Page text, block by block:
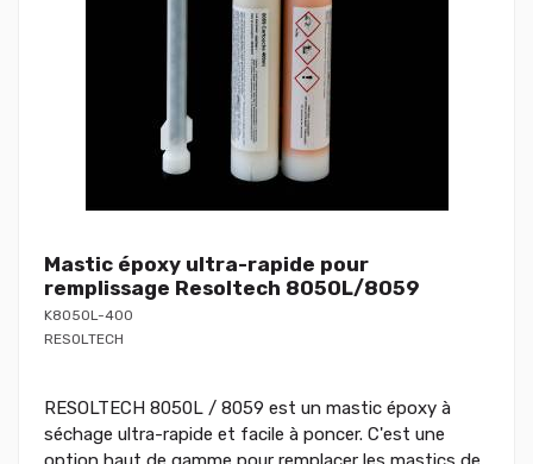
Mastic époxy ultra-rapide pour
remplissage Resoltech 8050L/8059
K8050L-400
RESOLTECH
RESOLTECH 8050L / 8059 est un mastic époxy à
séchage ultra-rapide et facile à poncer. C'est une